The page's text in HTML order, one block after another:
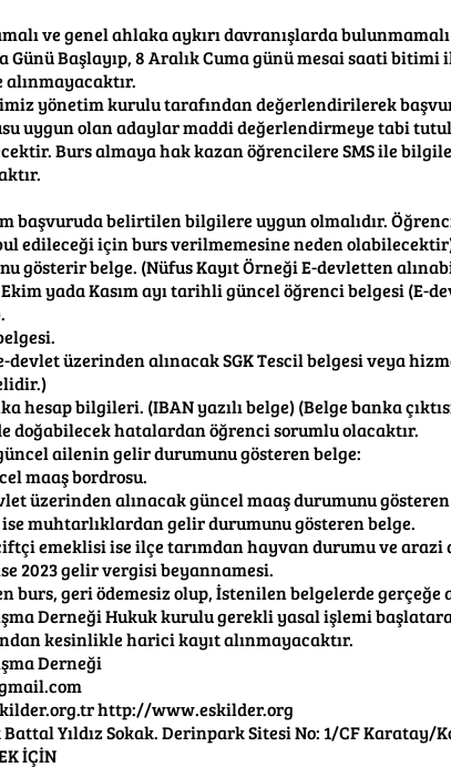
ve genel ahlaka aykırı davranışlarda
Günü Başlayıp, 8 Aralık Cuma günü mesai saati
yönetim kurulu tarafından değerlendirilerek
uygun olan adaylar maddi değerlendirmeye tabi
Burs almaya hak kazan öğrencilere SMS ile
başvuruda belirtilen bilgilere uygun olmalıdır.
edileceği için burs verilmemesine neden
gösterir belge. (Nüfus Kayıt Örneği E-devletten
yada Kasım ayı tarihli güncel öğrenci belgesi (E-
devlet üzerinden alınacak SGK Tescil belgesi veya
bilgileri. (IBAN yazılı belge) (Belge banka
doğabilecek hatalardan öğrenci sorumlu olacaktır.
ailenin gelir durumunu gösteren belge:
maaş bordrosu.
üzerinden alınacak güncel maaş durumunu
ise muhtarlıklardan gelir durumunu gösteren belge.
emeklisi ise ilçe tarımdan hayvan durumu ve arazi
2023 gelir vergisi beyannamesi.
burs, geri ödemesiz olup, İstenilen belgelerde gerçeğe
Derneği Hukuk kurulu gerekli yasal işlemi
kesinlikle harici kayıt alınmayacaktır.
Derneği
http://www.eskilder.org
Yıldız Sokak. Derinpark Sitesi No: 1/CF Karatay/
İÇİN